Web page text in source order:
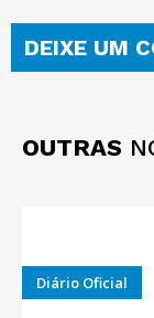
DEIXE UM
OUTRAS
Diário Oficial